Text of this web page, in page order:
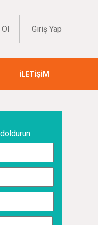
Ol Giriş Yap
İLETİŞİM